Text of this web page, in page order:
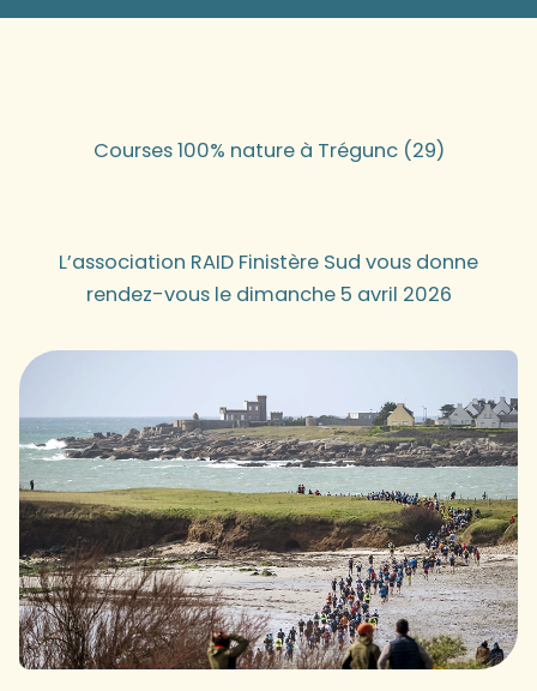
Courses 100% nature à Trégunc (29)
L’association RAID Finistère Sud vous donne
rendez-vous le dimanche 5 avril 2026